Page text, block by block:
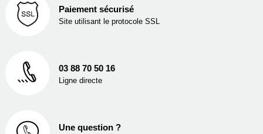
Paiement sécurisé
Site utilisant le protocole SSL
03 88 70 50 16
Ligne directe
Une question ?